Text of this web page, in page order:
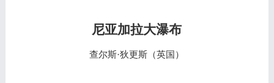
尼亚加拉大瀑布
查尔斯·狄更斯（英国 ）